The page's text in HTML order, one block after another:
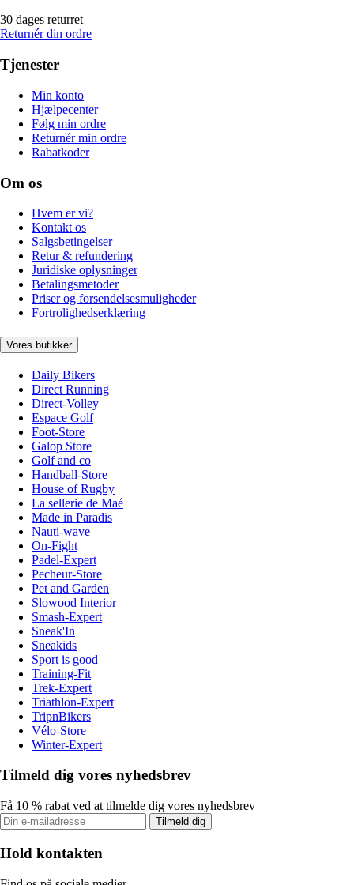
30 dages returret
Returnér din ordre
Tjenester
Min konto
Hjælpecenter
Følg min ordre
Returnér min ordre
Rabatkoder
Om os
Hvem er vi?
Kontakt os
Salgsbetingelser
Retur & refundering
Juridiske oplysninger
Betalingsmetoder
Priser og forsendelsesmuligheder
Fortrolighedserklæring
Vores butikker
Daily Bikers
Direct Running
Direct-Volley
Espace Golf
Foot-Store
Galop Store
Golf and co
Handball-Store
House of Rugby
La sellerie de Maé
Made in Paradis
Nauti-wave
On-Fight
Padel-Expert
Pecheur-Store
Pet and Garden
Slowood Interior
Smash-Expert
Sneak'In
Sneakids
Sport is good
Training-Fit
Trek-Expert
Triathlon-Expert
TripnBikers
Vélo-Store
Winter-Expert
Tilmeld dig vores nyhedsbrev
Få 10 % rabat ved at tilmelde dig vores nyhedsbrev
Tilmeld dig
Hold kontakten